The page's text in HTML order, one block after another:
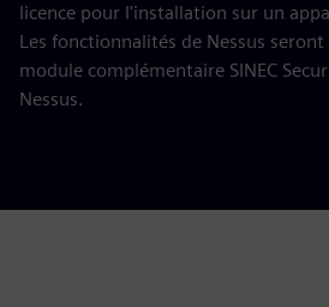
licence pour l'installation sur un
Les fonctionnalités de Nessus
module complémentaire SINEC
Nessus.